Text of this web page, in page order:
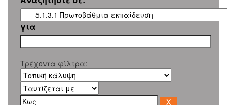
για
Τρέχοντα φίλτρα: